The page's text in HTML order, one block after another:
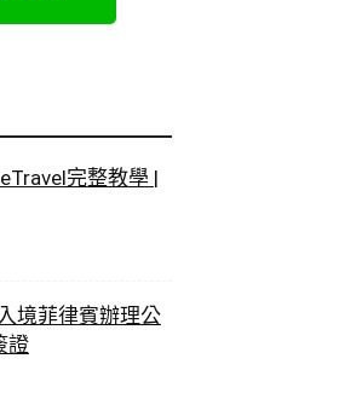
完整教學 |
境菲律賓辦理公
證